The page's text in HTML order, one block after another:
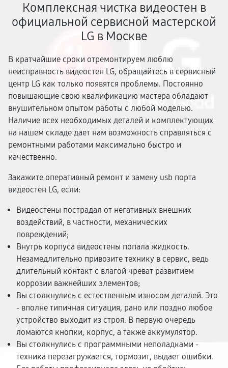
Комплексная чистка видеостен в
официальной сервисной мастерской
LG в Москве
В кратчайшие сроки отремонтируем люблю
неисправность видеостен LG, обращайтесь в сервисный
центр LG как только появятся проблемы. Постоянно
повышающие свою квалификацию мастера обладают
внушительном опытом работы с любой моделью.
Наличие всех необходимых деталей и комплектующих
на нашем складе дает нам возможность справляться с
ремонтными работами максимально быстро и
качественно.
Закажите оперативный ремонт и замену usb порта
видеостен LG, если:
Видеостены пострадал от негативных внешних
воздействий, в частности, механических
повреждений;
Внутрь корпуса видеостены попала жидкость.
Незамедлительно привозите технику в сервис, ведь
длительный контакт с влагой чреват развитием
коррозии важнейших элементов;
Вы столкнулись с естественным износом деталей. Это
- вполне типичная ситуация, рано или поздно любое
устройство выходит из строя. В первую очередь
ломаются кнопки, корпус, а также аккумулятор.
Вы столкнулись с программными неполадками -
техника перезагружается, тормозит, выдает ошибки.